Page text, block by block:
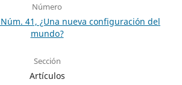
Número
41, ¿Una nueva configuración del
mundo?
Sección
Artículos